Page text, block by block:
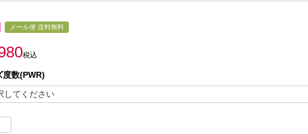
メール便 送料無料
税込
度数(PWR)